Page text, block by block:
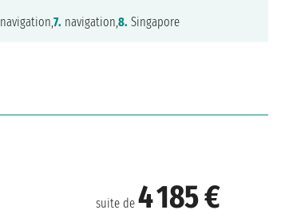
navigation,7. navigation,8. Singapore
suite de4 185 €